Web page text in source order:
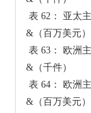
表 62： 亚太主要地区背痛治疗椅收入预测（2026-2031）
&（百万美元）
表 63： 欧洲主要国家背痛治疗椅销量预测（2026-2031）
&（千件）
表 64： 欧洲主要国家背痛治疗椅收入预测（2026-2031）
&（百万美元）